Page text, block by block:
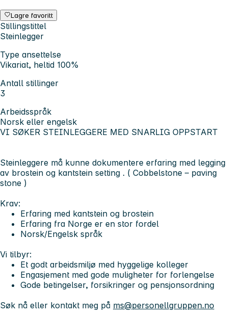
Lagre favoritt
Stillingstittel
Steinlegger
Type ansettelse
Vikariat, heltid 100%
Antall stillinger
3
Arbeidsspråk
Norsk eller engelsk
VI SØKER STEINLEGGERE MED SNARLIG OPPSTART
Steinleggere må kunne dokumentere erfaring med legging
av brostein og kantstein setting . ( Cobbelstone – paving
stone )
Krav:
Erfaring med kantstein og brostein
Erfaring fra Norge er en stor fordel
Norsk/Engelsk språk
Vi tilbyr:
Et godt arbeidsmiljø med hyggelige kolleger
Engasjement med gode muligheter for forlengelse
Gode betingelser, forsikringer og pensjonsordning
Søk nå eller kontakt meg på ms@personellgruppen.no